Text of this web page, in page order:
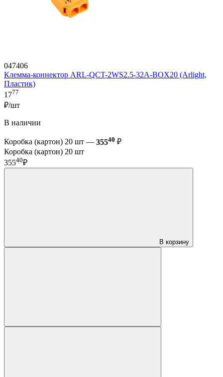
047406
Клемма-коннектор ARL-QCT-2WS2.5-32A-BOX20 (Arlight,
Пластик)
1777
₽/шт
В наличии
Коробка (картон) 20 шт — 35540 ₽
Коробка (картон) 20 шт
35540₽
В корзину